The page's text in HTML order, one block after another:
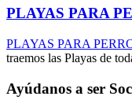
PLAYAS PARA
PLAYAS PARA
traemos las Playas de
Ayúdanos a ser